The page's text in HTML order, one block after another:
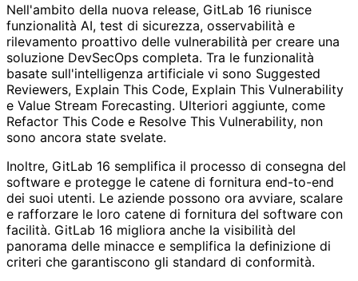
Nell'ambito della nuova release, GitLab 16 riunisce
funzionalità AI, test di sicurezza, osservabilità e
rilevamento proattivo delle vulnerabilità per creare una
soluzione DevSecOps completa. Tra le funzionalità
basate sull'intelligenza artificiale vi sono Suggested
Reviewers, Explain This Code, Explain This Vulnerability
e Value Stream Forecasting. Ulteriori aggiunte, come
Refactor This Code e Resolve This Vulnerability, non
sono ancora state svelate.
Inoltre, GitLab 16 semplifica il processo di consegna del
software e protegge le catene di fornitura end-to-end
dei suoi utenti. Le aziende possono ora avviare, scalare
e rafforzare le loro catene di fornitura del software con
facilità. GitLab 16 migliora anche la visibilità del
panorama delle minacce e semplifica la definizione di
criteri che garantiscono gli standard di conformità.